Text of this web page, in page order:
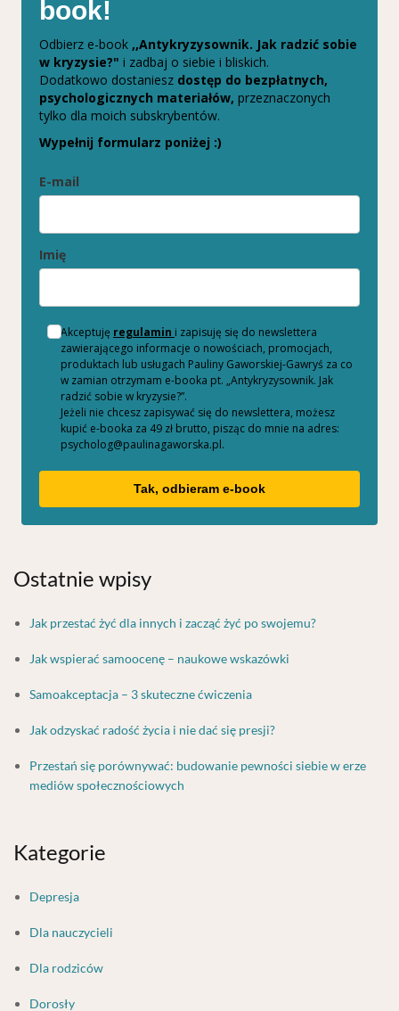
book!
Odbierz e-book ,,Antykryzysownik. Jak radzić sobie
w kryzysie?" i zadbaj o siebie i bliskich.
Dodatkowo dostaniesz dostęp do bezpłatnych,
psychologicznych materiałów, przeznaczonych
tylko dla moich subskrybentów.
Wypełnij formularz poniżej :)
E-mail
Imię
Akceptuję regulamin i zapisuję się do newslettera
zawierającego informacje o nowościach, promocjach,
produktach lub usługach Pauliny Gaworskiej-Gawryś za co
w zamian otrzymam e-booka pt. „Antykryzysownik. Jak
radzić sobie w kryzysie?”.
Jeżeli nie chcesz zapisywać się do newslettera, możesz
kupić e-booka za 49 zł brutto, pisząc do mnie na adres:
psycholog@paulinagaworska.pl.
Tak, odbieram e-book
Ostatnie wpisy
Jak przestać żyć dla innych i zacząć żyć po swojemu?
Jak wspierać samoocenę – naukowe wskazówki
Samoakceptacja – 3 skuteczne ćwiczenia
Jak odzyskać radość życia i nie dać się presji?
Przestań się porównywać: budowanie pewności siebie w erze
mediów społecznościowych
Kategorie
Depresja
Dla nauczycieli
Dla rodziców
Dorosły